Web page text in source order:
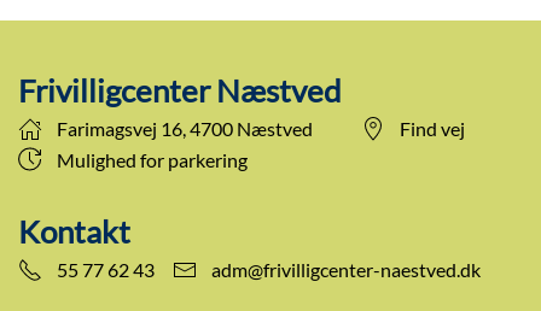
Frivilligcenter Næstved
Farimagsvej 16, 4700 Næstved
Find vej
Mulighed for parkering
Kontakt
55 77 62 43 adm@frivilligcenter-naestved.dk